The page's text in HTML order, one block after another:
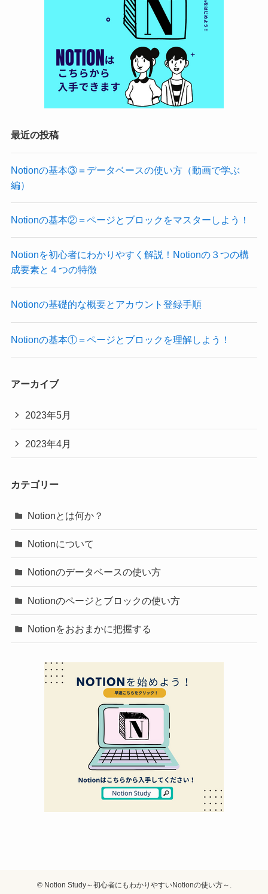
最近の投稿
Notionの基本③＝データベースの使い方（動画で学ぶ
編）
Notionの基本②＝ページとブロックをマスターしよう！
Notionを初心者にわかりやすく解説！Notionの３つの構
成要素と４つの特徴
Notionの基礎的な概要とアカウント登録手順
Notionの基本①＝ページとブロックを理解しよう！
アーカイブ
2023年5月
2023年4月
カテゴリー
Notionとは何か？
Notionについて
Notionのデータベースの使い方
Notionのページとブロックの使い方
Notionをおおまかに把握する
©Notion Study～初心者にもわかりやすいNotionの使い方～.